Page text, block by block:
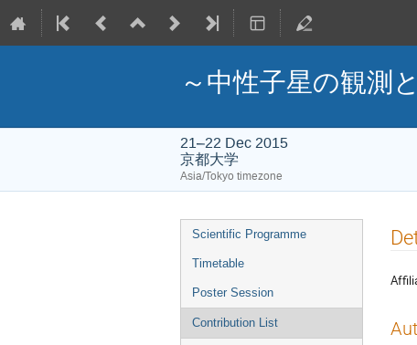
～中性子星の観測
21–22 Dec 2015
京都大学
Asia/Tokyo timezone
Event
menu
Scientific Programme
Timetable
Poster Session
Contribution List